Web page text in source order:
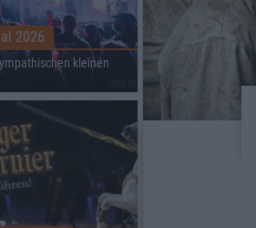
2026
kleinen